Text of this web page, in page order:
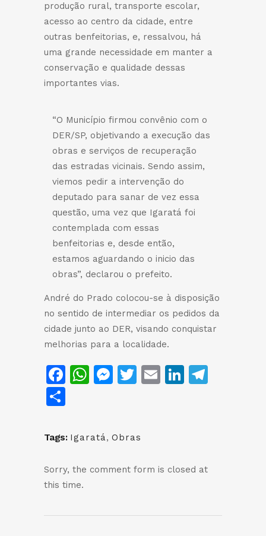
produção rural, transporte escolar,
acesso ao centro da cidade, entre
outras benfeitorias, e, ressalvou, há
uma grande necessidade em manter a
conservação e qualidade dessas
importantes vias.
“O Município firmou convênio com o
DER/SP, objetivando a execução das
obras e serviços de recuperação
das estradas vicinais. Sendo assim,
viemos pedir a intervenção do
deputado para sanar de vez essa
questão, uma vez que Igaratá foi
contemplada com essas
benfeitorias e, desde então,
estamos aguardando o inicio das
obras”, declarou o prefeito.
André do Prado colocou-se à disposição
no sentido de intermediar os pedidos da
cidade junto ao DER, visando conquistar
melhorias para a localidade.
Facebook
WhatsApp
Messenger
Twitter
EmailLinkedIn
Tags: Igaratá, Obras
Sorry, the comment form is closed at
this time.